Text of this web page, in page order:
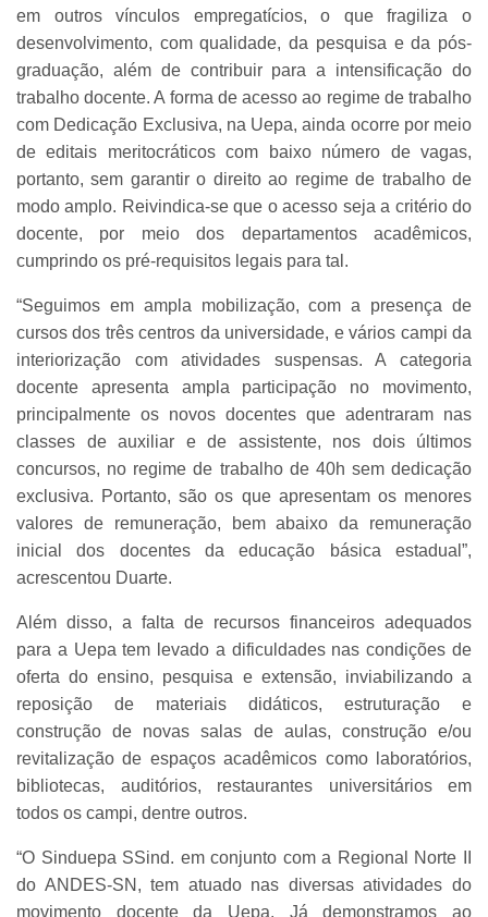
em outros vínculos empregatícios, o que fragiliza o
desenvolvimento, com qualidade, da pesquisa e da pós-
graduação, além de contribuir para a intensificação do
trabalho docente. A forma de acesso ao regime de trabalho
com Dedicação Exclusiva, na Uepa, ainda ocorre por meio
de editais meritocráticos com baixo número de vagas,
portanto, sem garantir o direito ao regime de trabalho de
modo amplo. Reivindica-se que o acesso seja a critério do
docente, por meio dos departamentos acadêmicos,
cumprindo os pré-requisitos legais para tal.
“Seguimos em ampla mobilização, com a presença de
cursos dos três centros da universidade, e vários campi da
interiorização com atividades suspensas. A categoria
docente apresenta ampla participação no movimento,
principalmente os novos docentes que adentraram nas
classes de auxiliar e de assistente, nos dois últimos
concursos, no regime de trabalho de 40h sem dedicação
exclusiva. Portanto, são os que apresentam os menores
valores de remuneração, bem abaixo da remuneração
inicial dos docentes da educação básica estadual”,
acrescentou Duarte.
Além disso, a falta de recursos financeiros adequados
para a Uepa tem levado a dificuldades nas condições de
oferta do ensino, pesquisa e extensão, inviabilizando a
reposição de materiais didáticos, estruturação e
construção de novas salas de aulas, construção e/ou
revitalização de espaços acadêmicos como laboratórios,
bibliotecas, auditórios, restaurantes universitários em
todos os campi, dentre outros.
“O Sinduepa SSind. em conjunto com a Regional Norte II
do ANDES-SN, tem atuado nas diversas atividades do
movimento docente da Uepa. Já demonstramos ao